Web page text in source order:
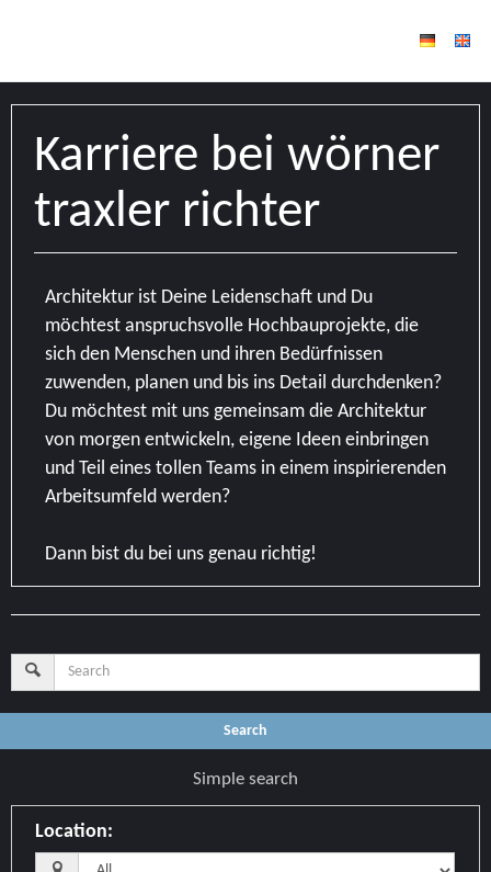
Karriere bei wörner
traxler richter
Architektur ist Deine Leidenschaft und Du
möchtest anspruchsvolle Hochbauprojekte, die
sich den Menschen und ihren Bedürfnissen
zuwenden, planen und bis ins Detail durchdenken?
Du möchtest mit uns gemeinsam die Architektur
von morgen entwickeln, eigene Ideen einbringen
und Teil eines tollen Teams in einem inspirierenden
Arbeitsumfeld werden?
Dann bist du bei uns genau richtig!
Search
Simple search
Location: